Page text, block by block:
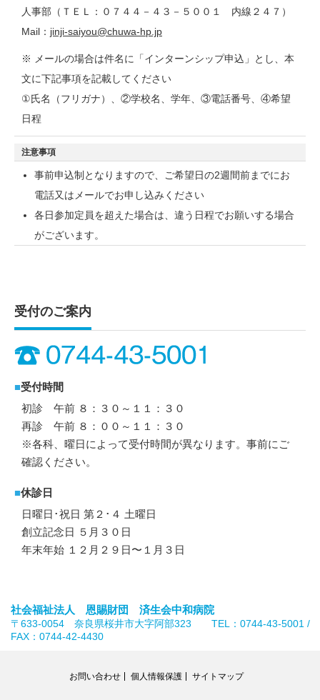
人事部（ＴＥＬ：０７４４－４３－５００１ 内線２４７）
Mail： jinji-saiyou@chuwa-hp.jp
※ メールの場合は件名に「インターンシップ申込」とし、本
文に下記事項を記載してください
①氏名（フリガナ）、②学校名、学年、③電話番号、④希望
日程
注意事項
事前申込制となりますので、ご希望日の2週間前までにお
電話又はメールでお申し込みください
各日参加定員を超えた場合は、違う日程でお願いする場合
がございます。
受付のご案内
■受付時間
初診 午前 ８：３０～１１：３０
再診 午前 ８：００～１１：３０
※各科、曜日によって受付時間が異なります。事前にご
確認ください。
■休診日
日曜日･祝日 第２･４ 土曜日
創立記念日 ５月３０日
年末年始 １２月２９日〜１月３日
社会福祉法人 恩賜財団 済生会中和病院
〒633-0054 奈良県桜井市大字阿部323 TEL：0744-43-5001 /
FAX：0744-42-4430
お問い合わせ 個人情報保護 サイトマップ